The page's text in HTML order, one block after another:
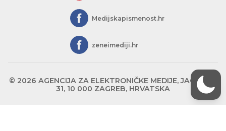
Medijskapismenost.hr
zeneimediji.hr
© 2026 AGENCIJA ZA ELEKTRONIČKE MEDIJE, JAGIĆEVA
31, 10 000 ZAGREB, HRVATSKA